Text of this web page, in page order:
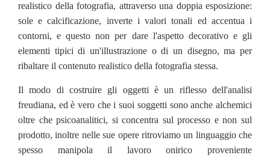
realistico della fotografia, attraverso una doppia esposizione:
sole e calcificazione, inverte i valori tonali ed accentua i
contorni, e questo non per dare l'aspetto decorativo e gli
elementi tipici di un'illustrazione o di un disegno, ma per
ribaltare il contenuto realistico della fotografia stessa.
Il modo di costruire gli oggetti è un riflesso dell'analisi
freudiana, ed è vero che i suoi soggetti sono anche alchemici
oltre che psicoanalitici, si concentra sul processo e non sul
prodotto, inoltre nelle sue opere ritroviamo un linguaggio che
spesso manipola il lavoro onirico proveniente